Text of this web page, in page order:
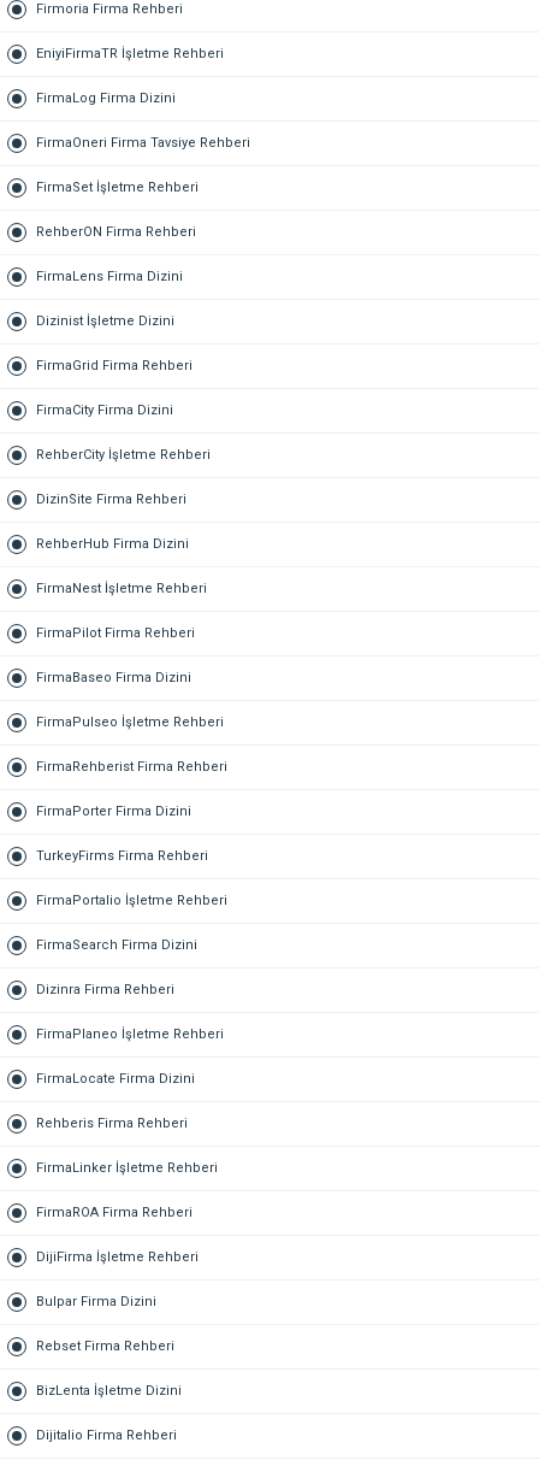
Firmoria Firma Rehberi
EniyiFirmaTR İşletme Rehberi
FirmaLog Firma Dizini
FirmaOneri Firma Tavsiye Rehberi
FirmaSet İşletme Rehberi
RehberON Firma Rehberi
FirmaLens Firma Dizini
Dizinist İşletme Dizini
FirmaGrid Firma Rehberi
FirmaCity Firma Dizini
RehberCity İşletme Rehberi
DizinSite Firma Rehberi
RehberHub Firma Dizini
FirmaNest İşletme Rehberi
FirmaPilot Firma Rehberi
FirmaBaseo Firma Dizini
FirmaPulseo İşletme Rehberi
FirmaRehberist Firma Rehberi
FirmaPorter Firma Dizini
TurkeyFirms Firma Rehberi
FirmaPortalio İşletme Rehberi
FirmaSearch Firma Dizini
Dizinra Firma Rehberi
FirmaPlaneo İşletme Rehberi
FirmaLocate Firma Dizini
Rehberis Firma Rehberi
FirmaLinker İşletme Rehberi
FirmaROA Firma Rehberi
DijiFirma İşletme Rehberi
Bulpar Firma Dizini
Rebset Firma Rehberi
BizLenta İşletme Dizini
Dijitalio Firma Rehberi